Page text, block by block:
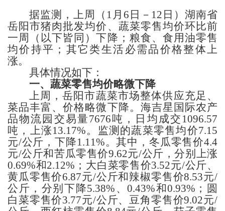
据监测，上周 （ 1 月 6 日－ 12 日） 湖南省
岳阳市猪肉批发均价、蔬菜零售均价环比前
一周
（以下皆同）下降；粮食、食用油零售
均价持平；其它类生活必需品价格整体上
涨。
具体情况如下：
一、蔬菜零售均价略微下降
上周，岳阳市蔬菜市场整体供应充足、
菜品丰富、价格略微下降。 海吉星国际农产
品物流园交易量7676吨，日均成交 1096.57
吨，上涨13.17%。监测的蔬菜零售均价7.15
元/公斤，下降1.11%。其中，冬瓜零售价4.4
元/公斤和苦瓜零售价9.62元/公斤，分别上涨
0.69%和2.12%； 大白菜零售价3.52元/公斤、
黄瓜零售价6.87元/公斤和辣椒零售价8.53元/
公斤， 分别下降5.38%、0.43%和0.93%； 圆
白菜零售价3.77元/公斤、豆角零售价9.02元/